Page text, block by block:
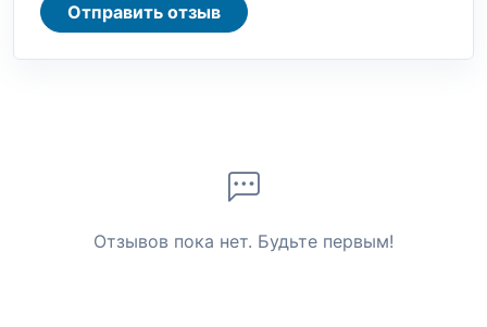
Отправить отзыв
Отзывов пока нет. Будьте первым!